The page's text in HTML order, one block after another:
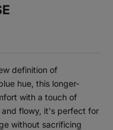
definition of
hue, this longer-
with a touch of
and flowy, it's perfect for
without sacrificing